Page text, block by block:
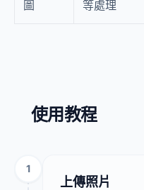
圖 等處理
使用教程
1
上傳照片